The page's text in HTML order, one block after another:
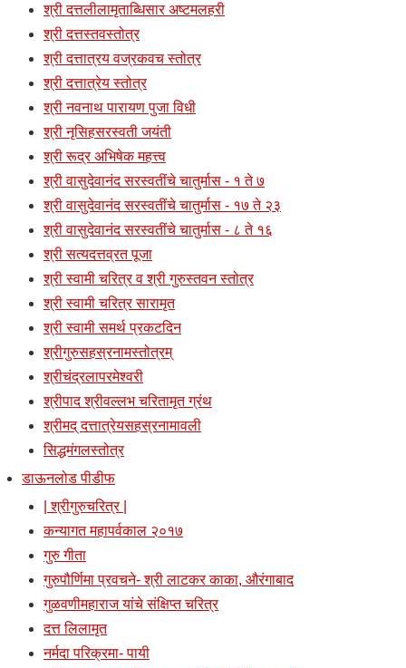
श्री दत्तलीलामृताब्धिसार अष्टमलहरी
श्री दत्तस्तवस्तोत्र
श्री दत्तात्रय वज्रकवच स्तोत्र
श्री दत्तात्रेय स्तोत्र
श्री नवनाथ पारायण पुजा विधी
श्री नृसिहसरस्वती जयंती
श्री रूद्र अभिषेक महत्त्व
श्री वासुदेवानंद सरस्वतींचे चातुर्मास - १ ते ७
श्री वासुदेवानंद सरस्वतींचे चातुर्मास - १७ ते २३
श्री वासुदेवानंद सरस्वतींचे चातुर्मास - ८ ते १६
श्री सत्यदत्तव्रत पूजा
श्री स्वामी चरित्र व श्री गुरुस्तवन स्तोत्र
श्री स्वामी चरित्र सारामृत
श्री स्वामी समर्थ प्रकटदिन
श्रीगुरुसहस्रनामस्तोत्रम्
श्रीचंद्रलापरमेश्वरी
श्रीपाद श्रीवल्लभ चरितामृत ग्रंथ
श्रीमद् दत्तात्रेयसहस्रनामावली
सिद्धमंगलस्तोत्र
डाऊनलोड पीडीफ
| श्रीगुरुचरित्र |
कन्यागत महापर्वकाल २०१७
गुरु गीता
गुरुपौर्णिमा प्रवचने- श्री लाटकर काका, औरंगाबाद
गुळवणीमहाराज यांचे संक्षिप्त चरित्र
दत्त लिलामृत
नर्मदा परिक्रमा- पायी